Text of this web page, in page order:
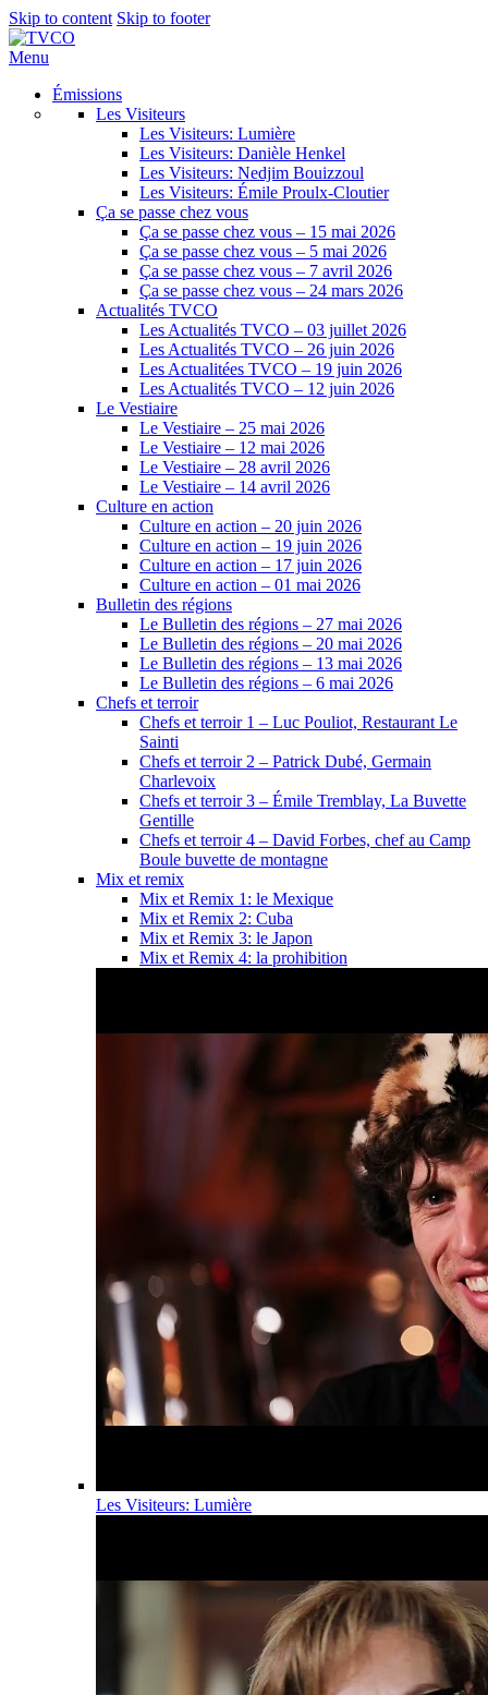
Skip to content Skip to footer
Menu
Émissions
Les Visiteurs
Les Visiteurs: Lumière
Les Visiteurs: Danièle Henkel
Les Visiteurs: Nedjim Bouizzoul
Les Visiteurs: Émile Proulx-Cloutier
Ça se passe chez vous
Ça se passe chez vous – 15 mai 2026
Ça se passe chez vous – 5 mai 2026
Ça se passe chez vous – 7 avril 2026
Ça se passe chez vous – 24 mars 2026
Actualités TVCO
Les Actualités TVCO – 03 juillet 2026
Les Actualités TVCO – 26 juin 2026
Les Actualitées TVCO – 19 juin 2026
Les Actualités TVCO – 12 juin 2026
Le Vestiaire
Le Vestiaire – 25 mai 2026
Le Vestiaire – 12 mai 2026
Le Vestiaire – 28 avril 2026
Le Vestiaire – 14 avril 2026
Culture en action
Culture en action – 20 juin 2026
Culture en action – 19 juin 2026
Culture en action – 17 juin 2026
Culture en action – 01 mai 2026
Bulletin des régions
Le Bulletin des régions – 27 mai 2026
Le Bulletin des régions – 20 mai 2026
Le Bulletin des régions – 13 mai 2026
Le Bulletin des régions – 6 mai 2026
Chefs et terroir
Chefs et terroir 1 – Luc Pouliot, Restaurant Le
Sainti
Chefs et terroir 2 – Patrick Dubé, Germain
Charlevoix
Chefs et terroir 3 – Émile Tremblay, La Buvette
Gentille
Chefs et terroir 4 – David Forbes, chef au Camp
Boule buvette de montagne
Mix et remix
Mix et Remix 1: le Mexique
Mix et Remix 2: Cuba
Mix et Remix 3: le Japon
Mix et Remix 4: la prohibition
Les Visiteurs: Lumière